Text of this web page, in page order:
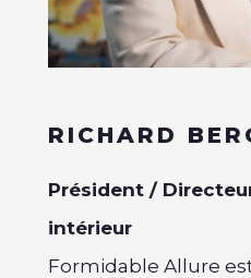
RICHARD
Président /
intérieur
Formidable Allure